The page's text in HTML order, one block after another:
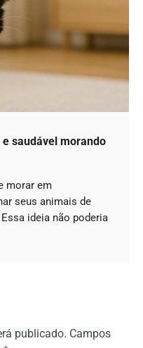
saudável morando
morar em
seus animais de
ideia não poderia
publicado. Campos